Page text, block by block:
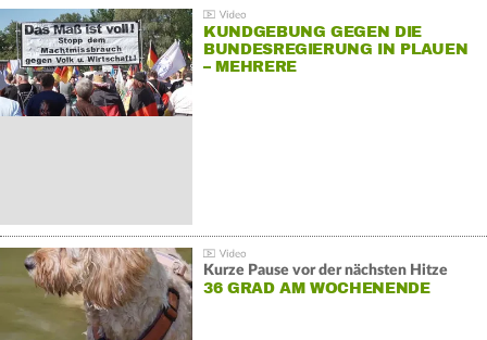
KUNDGEBUNG GEGEN DIE
BUNDESREGIERUNG IN PLAUEN
– MEHRERE
Kurze Pause vor der nächsten Hitze
36 GRAD AM WOCHENENDE